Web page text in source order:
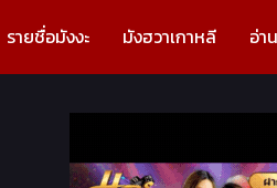
รายชื่อมังงะ มังฮวาเกาหลี อ่า